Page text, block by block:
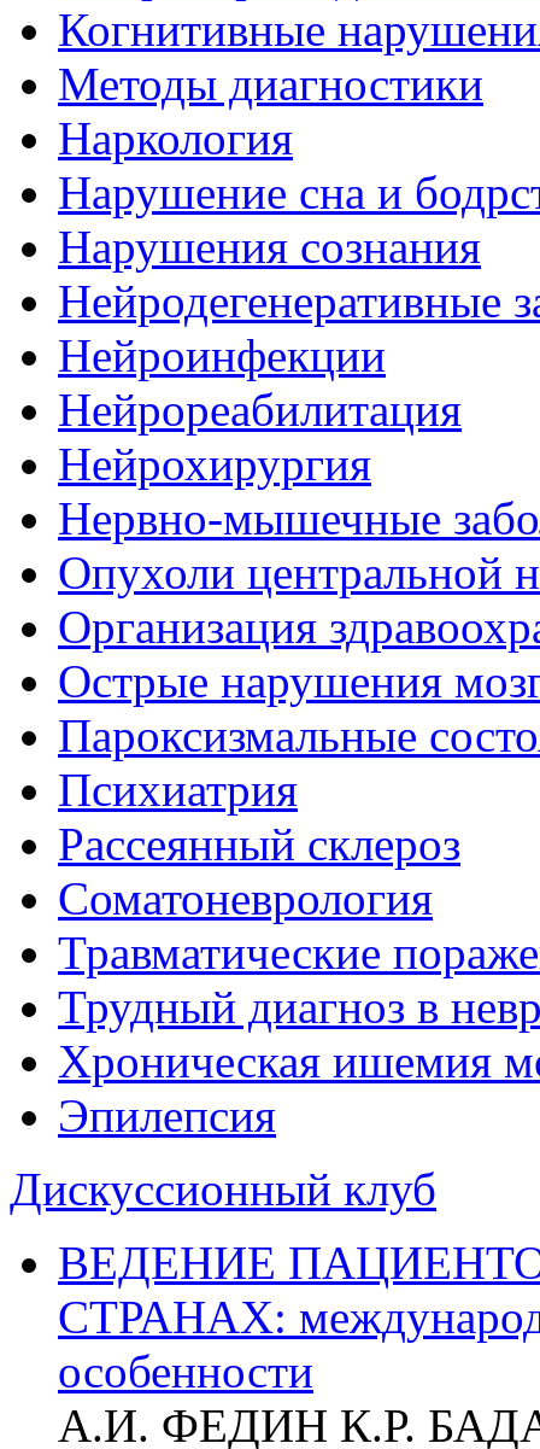
Когнитивные
Методы диагностики
Наркология
Нарушение сна и
Нарушения сознания
Нейродегенеративные
Нейроинфекции
Нейрореабилитация
Нейрохирургия
Нервно-мышечные
Опухоли центральной
Организация
Острые нарушения
Пароксизмальные
Психиатрия
Рассеянный склероз
Соматоневрология
Травматические
Трудный диагноз в
Хроническая ишемия
Эпилепсия
Дискуссионный клуб
ВЕДЕНИЕ
СТРАНАХ:
особенности
А.И. ФЕДИН К.Р.